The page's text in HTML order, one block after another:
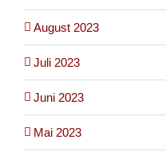
August 2023
Juli 2023
Juni 2023
Mai 2023